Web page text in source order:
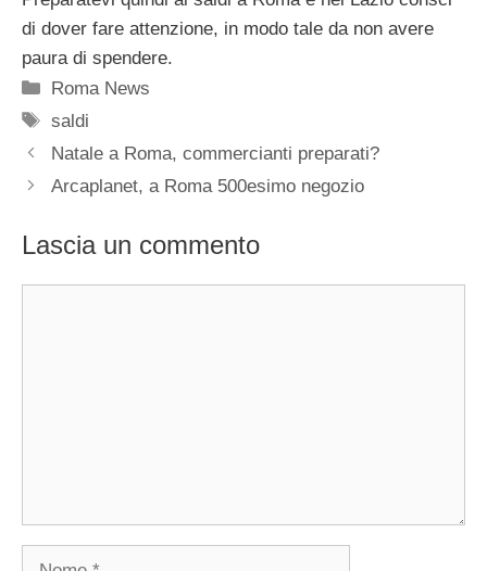
di dover fare attenzione, in modo tale da non avere
paura di spendere.
Categorie
Roma News
Tag
saldi
Natale a Roma, commercianti preparati?
Arcaplanet, a Roma 500esimo negozio
Lascia un commento
Nome